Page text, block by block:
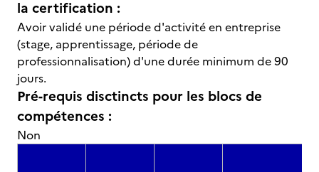
la certification :
Avoir validé une période d'activité en entreprise
(stage, apprentissage, période de
professionnalisation) d'une durée minimum de 90
jours.
Pré-requis disctincts pour les blocs de
compétences :
Non